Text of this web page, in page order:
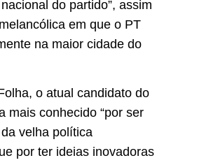
do partido”, assim
em que o PT
na maior cidade do
o atual candidato do
mais conhecido “por ser
velha política
por ter ideias inovadoras